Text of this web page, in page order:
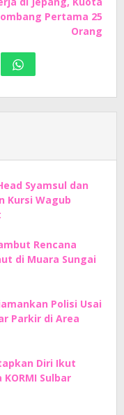
Pertama 25
Orang
Syamsul dan
Kursi Wagub
Rencana
di Muara Sungai
Polisi Usai
Parkir di Area
Diri Ikut
Sulbar